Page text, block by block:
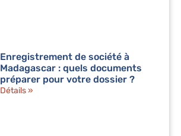
Enregistrement de société à
Madagascar : quels documents
préparer pour votre dossier ?
Détails »